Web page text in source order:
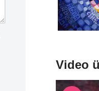
Video